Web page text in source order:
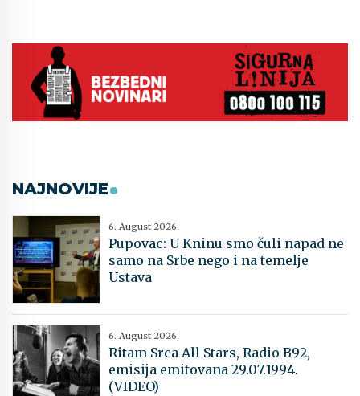
NAJNOVIJE
6. August 2026.
Pupovac: U Kninu smo čuli napad ne
samo na Srbe nego i na temelje
Ustava
6. August 2026.
Ritam Srca All Stars, Radio B92,
emisija emitovana 29.07.1994.
(VIDEO)